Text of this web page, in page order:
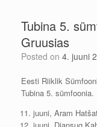
Tubina 5.
Gruusias
Posted on 4. juuni
Eesti Riiklik
Tubina 5. sümfoonia.
juuni, Aram
juuni, Djansug